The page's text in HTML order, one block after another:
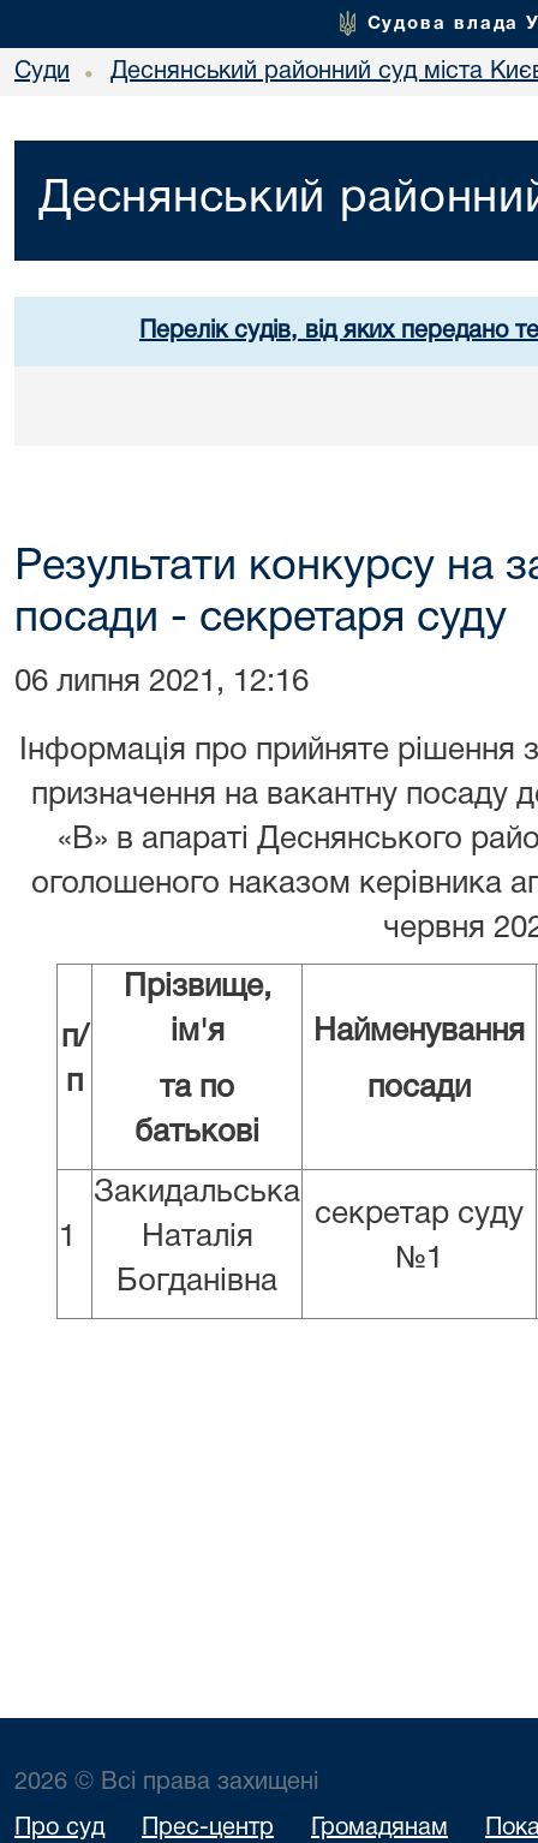
Судова влада
Суди • Деснянський районний суд міста
Деснянський
Перелік судів, від яких передано
Результати конкурсу на
посади - секретаря суду
06 липня 2021, 12:16
Інформація про прийняте рішення
призначення на вакантну посаду
«В» в апараті Деснянського
оголошеного наказом керівника
червня
п/
п
Прізвище,
ім'я
та по
батькові
Найменування
посади
1
Закидальська
Наталія
Богданівна
секретар суду
№1
2026 © Всі права захищені
Про суд Прес-центр Громадянам